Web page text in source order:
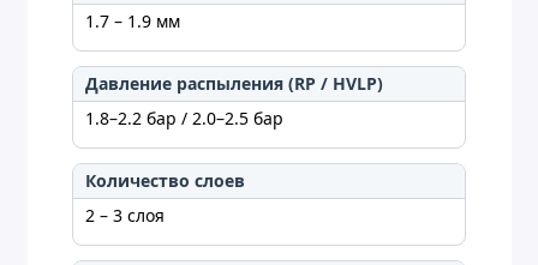
1.7 – 1.9 мм
Давление распыления (RP / HVLP)
1.8–2.2 бар / 2.0–2.5 бар
Количество слоев
2 – 3 слоя